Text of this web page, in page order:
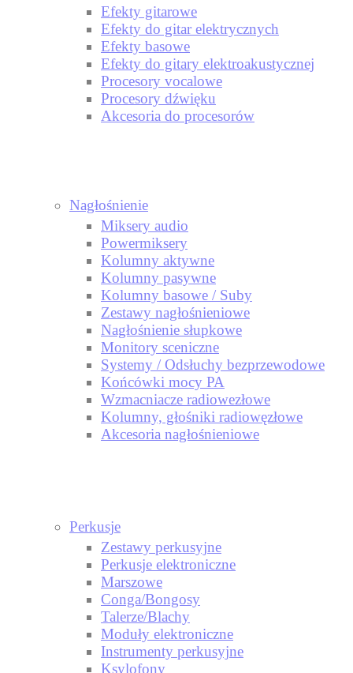
Efekty gitarowe
Efekty do gitar elektrycznych
Efekty basowe
Efekty do gitary elektroakustycznej
Procesory vocalowe
Procesory dźwięku
Akcesoria do procesorów
Nagłośnienie
Miksery audio
Powermiksery
Kolumny aktywne
Kolumny pasywne
Kolumny basowe / Suby
Zestawy nagłośnieniowe
Nagłośnienie słupkowe
Monitory sceniczne
Systemy / Odsłuchy bezprzewodowe
Końcówki mocy PA
Wzmacniacze radiowezłowe
Kolumny, głośniki radiowęzłowe
Akcesoria nagłośnieniowe
Perkusje
Zestawy perkusyjne
Perkusje elektroniczne
Marszowe
Conga/Bongosy
Talerze/Blachy
Moduły elektroniczne
Instrumenty perkusyjne
Ksylofony